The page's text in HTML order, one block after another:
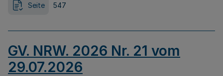
Seite 547
GV. NRW. 2026 Nr. 21 vom
29.07.2026